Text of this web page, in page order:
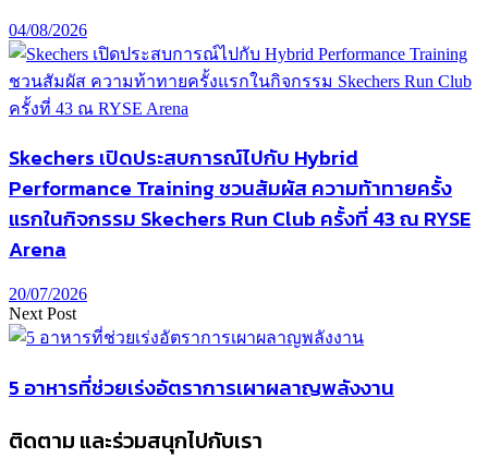
04/08/2026
Skechers เปิดประสบการณ์ไปกับ Hybrid
Performance Training ชวนสัมผัส ความท้าทายครั้ง
แรกในกิจกรรม Skechers Run Club ครั้งที่ 43 ณ RYSE
Arena
20/07/2026
Next Post
5 อาหารที่ช่วยเร่งอัตราการเผาผลาญพลังงาน
ติดตาม และร่วมสนุกไปกับเรา